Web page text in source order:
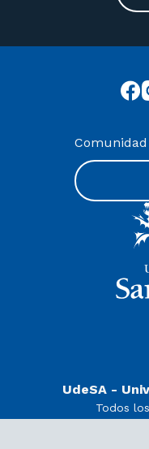
UdeSA -
Todos